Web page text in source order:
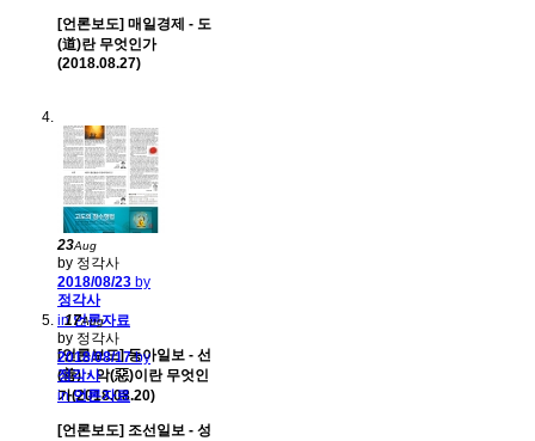
[언론보도] 매일경제 - 도
(道)란 무엇인가
(2018.08.27)
23Aug
by 정각사
2018/08/23 by
정각사
in언론자료
[언론보도] 동아일보 - 선
(善)ㆍ악(惡)이란 무엇인
가(2018.08.20)
17Aug
by 정각사
2018/08/17by
정각사
in언론자료
[언론보도] 조선일보 - 성